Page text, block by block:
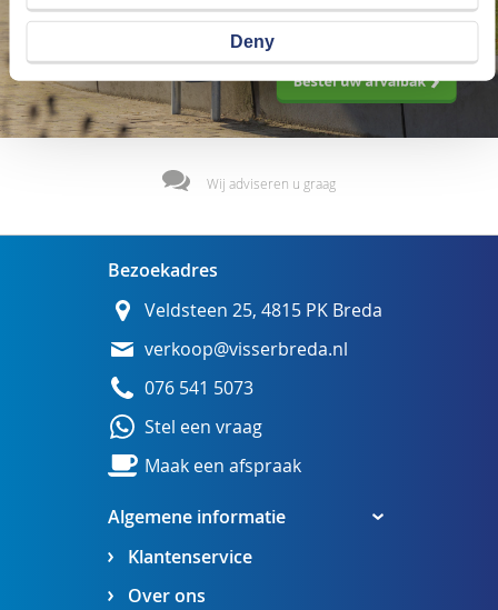
Deny
Wij adviseren u graag
Algemene informatie
Klantenservice
Over ons
Bezoekadres
Veldsteen 25, 4815 PK Breda
verkoop@visserbreda.nl
076 541 5073
Stel een vraag
Maak een afspraak